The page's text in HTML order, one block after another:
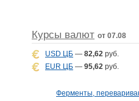
Курсы валют от 07.08
USD ЦБ — 82,62 руб.
EUR ЦБ — 95,62 руб.
Ферменты,